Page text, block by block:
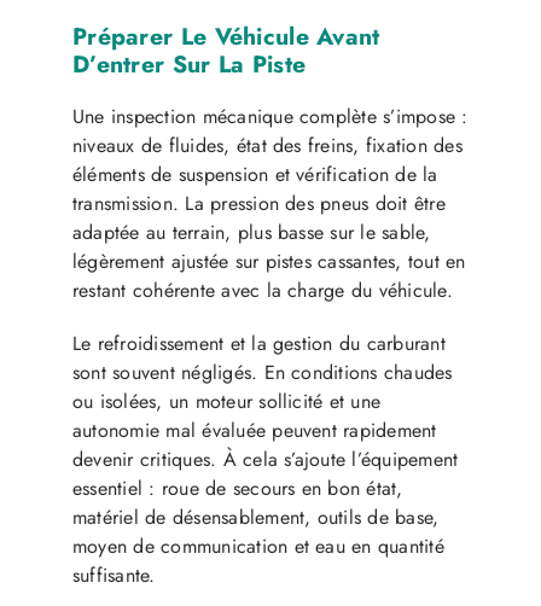
Préparer Le Véhicule Avant
D’entrer Sur La Piste
Une inspection mécanique complète s’impose :
niveaux de fluides, état des freins, fixation des
éléments de suspension et vérification de la
transmission. La pression des pneus doit être
adaptée au terrain, plus basse sur le sable,
légèrement ajustée sur pistes cassantes, tout en
restant cohérente avec la charge du véhicule.
Le refroidissement et la gestion du carburant
sont souvent négligés. En conditions chaudes
ou isolées, un moteur sollicité et une
autonomie mal évaluée peuvent rapidement
devenir critiques. À cela s’ajoute l’équipement
essentiel : roue de secours en bon état,
matériel de désensablement, outils de base,
moyen de communication et eau en quantité
suffisante.